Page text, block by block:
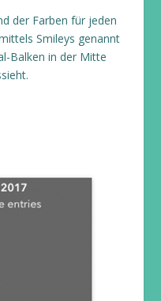
der Farben für jeden
Smileys genannt
Balken in der Mitte